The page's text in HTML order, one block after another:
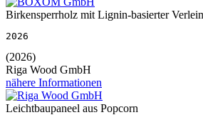
Birkensperrholz mit Lignin-basierter
2026
(2026)
Riga Wood GmbH
nähere Informationen
Leichtbaupaneel aus Popcorn